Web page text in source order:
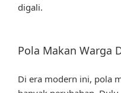
digali.
Pola Makan Warga
Di era modern ini, pola